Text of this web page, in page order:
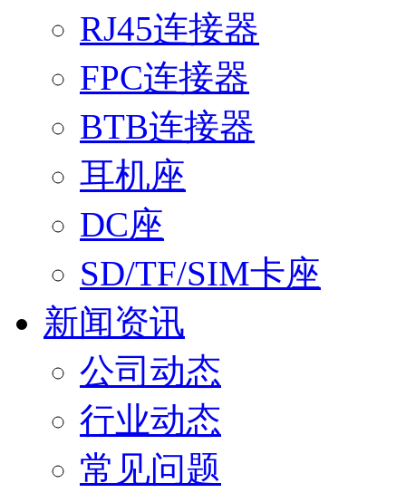
RJ45连接器
FPC连接器
BTB连接器
耳机座
DC座
SD/TF/SIM卡座
新闻资讯
公司动态
行业动态
常见问题